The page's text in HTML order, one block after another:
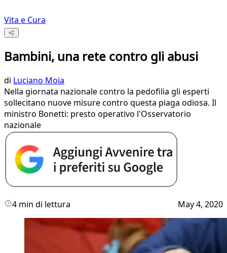
Vita e Cura
Bambini, una rete contro gli abusi
di Luciano Moia
Nella giornata nazionale contro la pedofilia gli esperti
sollecitano nuove misure contro questa piaga odiosa. Il
ministro Bonetti: presto operativo l'Osservatorio
nazionale
4 min di lettura May 4, 2020